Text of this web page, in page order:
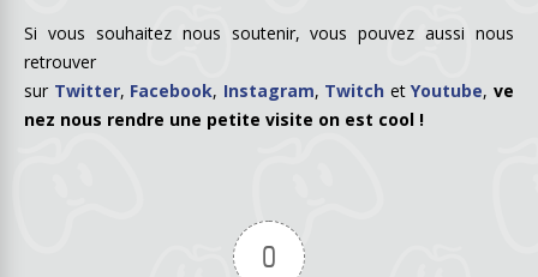
Si vous souhaitez nous soutenir, vous pouvez aussi nous
retrouver
sur Twitter, Facebook, Instagram, Twitch etYoutube,ve
nez nous rendre une petite visite on est cool !
0